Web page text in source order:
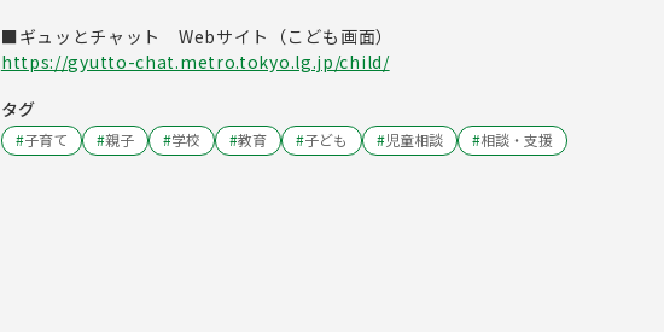
■ギュッとチャット Webサイト（こども画面）
https://gyutto-chat.metro.tokyo.lg.jp/child/
タグ
#子育て #親子 #学校 #教育 #子ども #児童相談 #相談・支援